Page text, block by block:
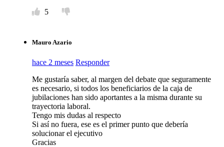
5
Mauro Azario
hace 2 meses Responder
Me gustaría saber, al margen del debate que seguramente
es necesario, si todos los beneficiarios de la caja de
jubilaciones han sido aportantes a la misma durante su
trayectoria laboral.
Tengo mis dudas al respecto
Si así no fuera, ese es el primer punto que debería
solucionar el ejecutivo
Gracias